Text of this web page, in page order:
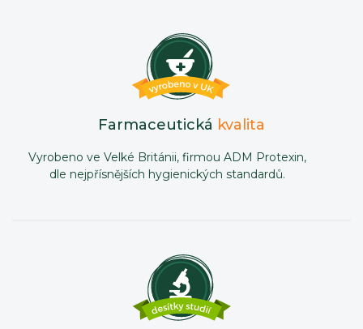
Farmaceutická kvalita
Vyrobeno ve Velké Británii, firmou ADM Protexin,
dle nejpřísnějších hygienických standardů.